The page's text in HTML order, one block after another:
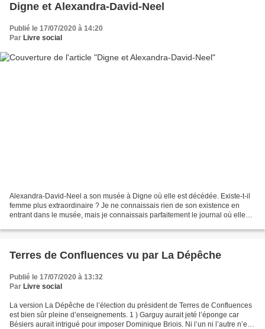
Digne et Alexandra-David-Neel
Publié le 17/07/2020 à 14:20
Par Livre social
Alexandra-David-Neel a son musée à Digne où elle est décédée. Existe-t-il
femme plus extraordinaire ? Je ne connaissais rien de son existence en
entrant dans le musée, mais je connaissais parfaitement le journal où elle
Terres de Confluences vu par La Dépêche
Publié le 17/07/2020 à 13:32
Par Livre social
La version La Dépêche de l’élection du président de Terres de Confluences
est bien sûr pleine d’enseignements. 1 ) Garguy aurait jeté l’éponge car
Bésiers aurait intrigué pour imposer Dominique Briois. Ni l’un ni l’autre n’est